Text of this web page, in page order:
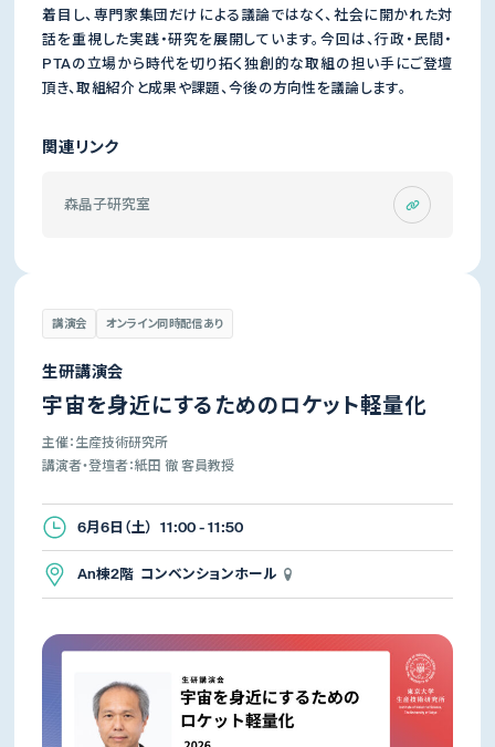
着目し、専門家集団だけによる議論ではなく、社会に開かれた対
話を重視した実践・研究を展開しています。今回は、行政・民間・
PTAの立場から時代を切り拓く独創的な取組の担い手にご登壇
頂き、取組紹介と成果や課題、今後の方向性を議論します。
関連リンク
森晶子研究室
講演会 オンライン同時配信あり
生研講演会
宇宙を身近にするためのロケット軽量化
主催：生産技術研究所
講演者・登壇者：紙田 徹 客員教授
6月6日（土） 11:00 - 11:50
An棟2階 コンベンションホール